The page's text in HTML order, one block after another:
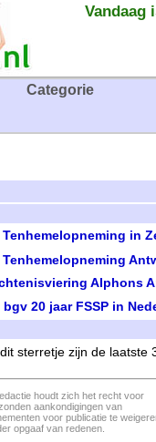
Vandaag
Categorie
Tenhemelopneming in
Tenhemelopneming
Alphons
bgv 20 jaar FSSP in
sterretje zijn de laatste
houdt zich het recht voor
aankondigingen van
voor publicatie te
opgaaf van redenen.